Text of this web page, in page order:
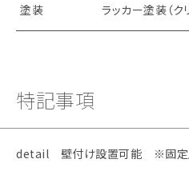
塗装 ラッカー塗装（ク
特記事項
detail 壁付け設置可能 ※固定用